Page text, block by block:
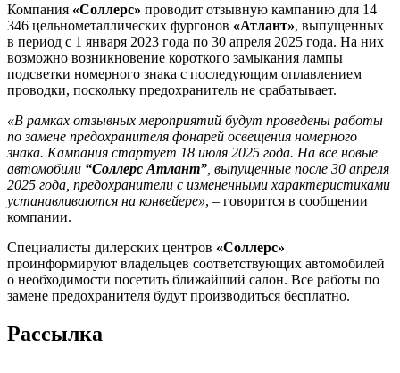
Компания «Соллерс» проводит отзывную кампанию для 14
346 цельнометаллических фургонов «Атлант», выпущенных
в период с 1 января 2023 года по 30 апреля 2025 года. На них
возможно возникновение короткого замыкания лампы
подсветки номерного знака с последующим оплавлением
проводки, поскольку предохранитель не срабатывает.
«В рамках отзывных мероприятий будут проведены работы
по замене предохранителя фонарей освещения номерного
знака. Кампания стартует 18 июля 2025 года. На все новые
автомобили “Соллерс Атлант” , выпущенные после 30 апреля
2025 года, предохранители с измененными характеристиками
устанавливаются на конвейере», – говорится в сообщении
компании.
Специалисты дилерских центров «Соллерс»
проинформируют владельцев соответствующих автомобилей
о необходимости посетить ближайший салон. Все работы по
замене предохранителя будут производиться бесплатно.
Рассылка